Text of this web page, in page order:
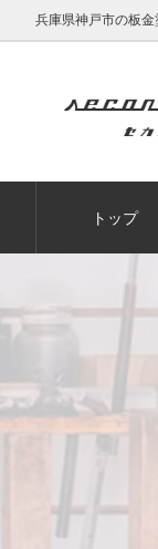
兵庫県神戸市の板
トップ